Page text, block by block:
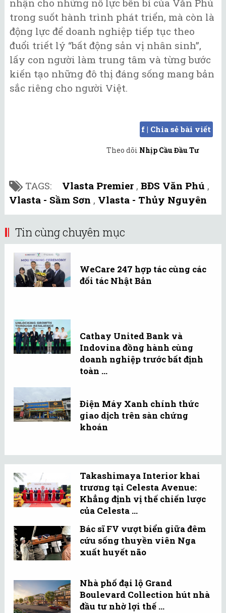
nhận cho những nỗ lực bền bỉ của Văn Phú
trong suốt hành trình phát triển, mà còn là
động lực để doanh nghiệp tiếp tục theo
đuổi triết lý “bất động sản vị nhân sinh”,
lấy con người làm trung tâm và từng bước
kiến tạo những đô thị đáng sống mang bản
sắc riêng cho người Việt.
f | Chia sẻ bài viết
Theo dõi Nhịp Cầu Đầu Tư
TAGS: Vlasta Premier , BĐS Văn Phú ,
Vlasta - Sầm Sơn , Vlasta - Thủy Nguyên
Tin cùng chuyên mục
WeCare 247 hợp tác cùng các
đối tác Nhật Bản
Cathay United Bank và
Indovina đồng hành cùng
doanh nghiệp trước bất định
toàn ...
Điện Máy Xanh chính thức
giao dịch trên sàn chứng
khoán
Takashimaya Interior khai
trương tại Celesta Avenue:
Khẳng định vị thế chiến lược
của Celesta ...
Bác sĩ FV vượt biển giữa đêm
cứu sống thuyền viên Nga
xuất huyết não
Nhà phố đại lộ Grand
Boulevard Collection hút nhà
đầu tư nhờ lợi thế ...